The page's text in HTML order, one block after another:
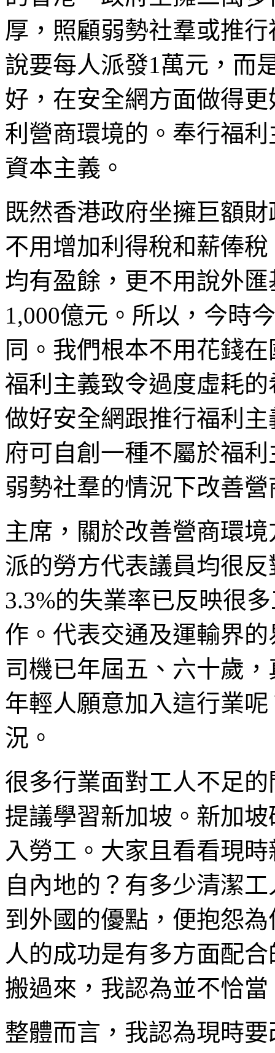
厚，照顧弱勢社羣或推
說要每人派發1萬元，而
好，在安全網方面做得
利營商環境的。奉行福
資本主義。
既然香港政府坐擁巨額
不用增加利得稅和薪俸
均有盈餘，更不用說外
1,000億元。所以，今時
同。我們根本不用花錢
福利主義致令過度虛耗
做好安全網跟推行福利
府可自創一種不屬於福
弱勢社羣的情況下改善
主席，關於改善營商環
派的勞方代表議員均很
3.3%的失業率已反映很
作。代表交通及運輸界
司機已年屆五、六十歲
年輕人願意加入這行業
況。
很多行業面對工人不足
提議學習新加坡。新加
入勞工。大家且看看現
自內地的？有多少清潔
到外國的優點，便抱怨
人的成功是有多方面配
搬過來，我認為並不恰
整體而言，我認為現時